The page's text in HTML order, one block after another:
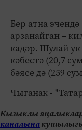
Бер атна
арзанайган –
кадәр. Шулай ук
кәбестә (20,7
бәясе дә (259
Чыганак -
Кызыклы
каналына